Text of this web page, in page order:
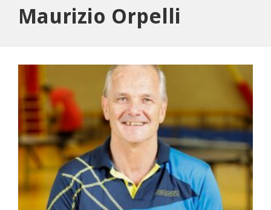
Maurizio Orpelli